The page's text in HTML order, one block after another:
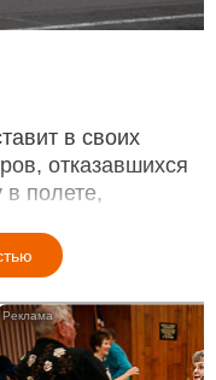
в своих
отказавшихся
в полете,